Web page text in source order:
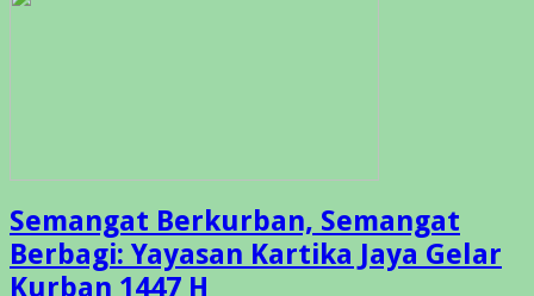
Semangat Berkurban, Semangat
Berbagi: Yayasan Kartika Jaya Gelar
Kurban 1447 H